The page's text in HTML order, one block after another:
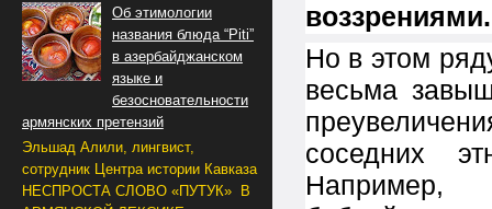
воззрениями.
Но в этом
весьма
соседних
Например,
Об этимологии
названия блюда “Piti”
в азербайджанском
языке и
безосновательности
армянских претензий
Эльшад Алили, лингвист,
сотрудник Центра истории Кавказа
НЕСПРОСТА СЛОВО «ПУТУК» В